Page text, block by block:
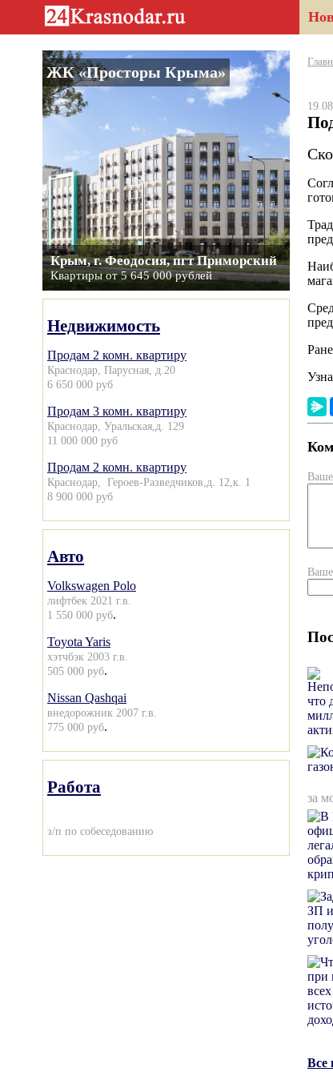
ЖК «Просторы Крыма»
Крым, г. Феодосия, пгт Приморский
Квартиры от 5 645 000 рублей
Недвижимость
Продам 2 комн. квартиру
Краснодар, Парусная, д.20
6 650 000 руб
Продам 3 комн. квартиру
Краснодар, Уральская,д. 129
11 000 000 руб
Продам 2 комн. квартиру
Краснодар, Героев-Разведчиков,д. 12,к. 1
8 900 000 руб
Авто
Volkswagen Polo
лифтбек 2021 г.в.
1 550 000 руб.
Toyota Yaris
хэтчбэк 2003 г.в.
505 000 руб.
Nissan Qashqai
внедорожник 2007 г.в.
775 000 руб.
Работа
з/п по собеседованию
за
Все